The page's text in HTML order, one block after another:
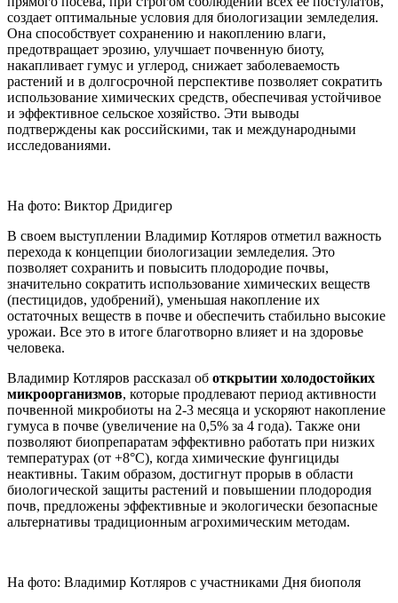
создает оптимальные условия для биологизации земледелия.
Она способствует сохранению и накоплению влаги,
предотвращает эрозию, улучшает почвенную биоту,
накапливает гумус и углерод, снижает заболеваемость
растений и в долгосрочной перспективе позволяет сократить
использование химических средств, обеспечивая устойчивое
и эффективное сельское хозяйство. Эти выводы
подтверждены как российскими, так и международными
исследованиями.
На фото: Виктор Дридигер
В своем выступлении Владимир Котляров отметил важность
перехода к концепции биологизации земледелия. Это
позволяет сохранить и повысить плодородие почвы,
значительно сократить использование химических веществ
(пестицидов, удобрений), уменьшая накопление их
остаточных веществ в почве и обеспечить стабильно высокие
урожаи. Все это в итоге благотворно влияет и на здоровье
человека.
Владимир Котляров рассказал об открытии холодостойких
микроорганизмов, которые продлевают период активности
почвенной микробиоты на 2-3 месяца и ускоряют накопление
гумуса в почве (увеличение на 0,5% за 4 года). Также они
позволяют биопрепаратам эффективно работать при низких
температурах (от +8°C), когда химические фунгициды
неактивны. Таким образом, достигнут прорыв в области
биологической защиты растений и повышении плодородия
почв, предложены эффективные и экологически безопасные
альтернативы традиционным агрохимическим методам.
На фото: Владимир Котляров с участниками Дня биополя